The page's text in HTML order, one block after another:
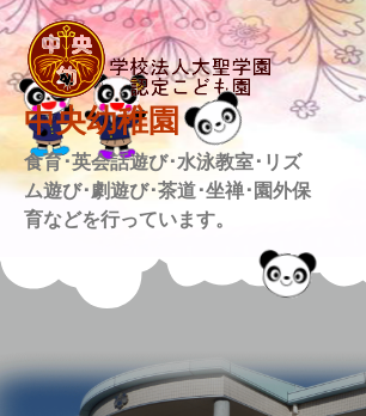
Skip
to
content
中央幼稚園
食育･英会話遊び･水泳教室･リズ
ム遊び･劇遊び･茶道･坐禅･園外保
育などを行っています。